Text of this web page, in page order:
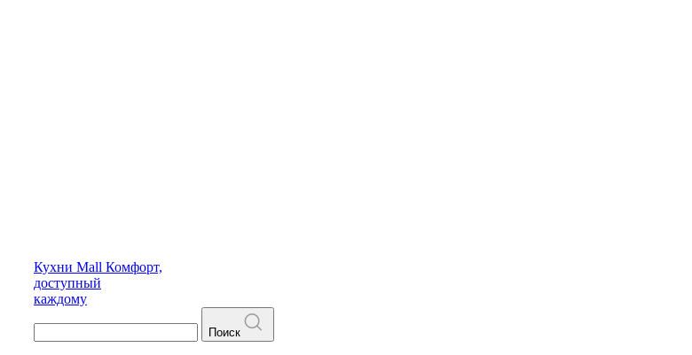
Кухни Mall Комфорт,
доступный
каждому
Поиск